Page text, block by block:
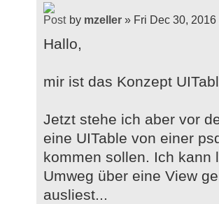
by mzeller » Fri Dec 30, 2016
Hallo,
mir ist das Konzept
Jetzt stehe ich aber vor
eine UITable von einer
kommen sollen. Ich kann
Umweg über eine View
ausliest...